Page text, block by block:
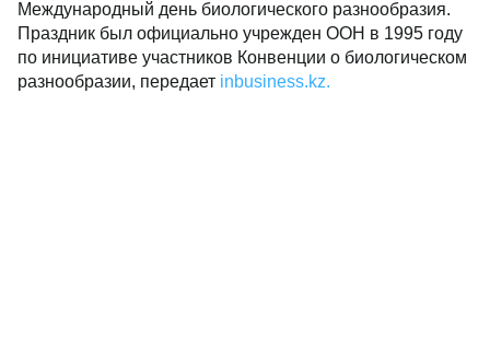
Международный день биологического разнообразия.
Праздник был официально учрежден ООН в 1995 году
по инициативе участников Конвенции о биологическом
разнообразии, передает inbusiness.kz.